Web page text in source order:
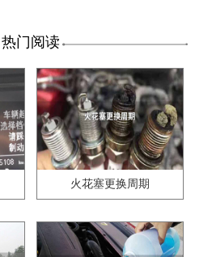
热门阅读
火花塞更换周期